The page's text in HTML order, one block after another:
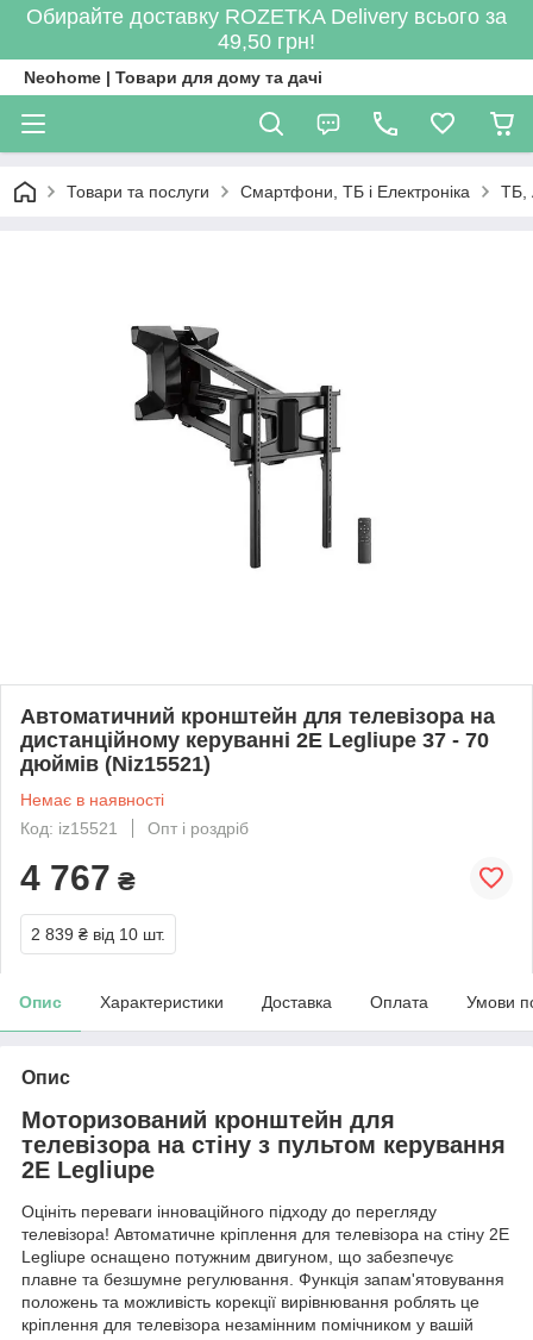
Обирайте доставку ROZETKA Delivery всього за
49,50 грн!
Neohome | Товари для дому та дачі
Товари та послуги Смартфони, ТБ і Електроніка ТБ,
Автоматичний кронштейн для телевізора на
дистанційному керуванні 2E Legliupe 37 - 70
дюймів (Niz15521)
Немає в наявності
Код: iz15521
Опт і роздріб
4 767 ₴
2 839 ₴ від 10 шт.
Опис Характеристики Доставка Оплата Умови
Опис
Моторизований кронштейн для
телевізора на стіну з пультом керування
2E Legliupe
Оцініть переваги інноваційного підходу до перегляду
телевізора! Автоматичне кріплення для телевізора на стіну 2E
Legliupe оснащено потужним двигуном, що забезпечує
плавне та безшумне регулювання. Функція запам'ятовування
положень та можливість корекції вирівнювання роблять це
кріплення для телевізора незамінним помічником у вашій